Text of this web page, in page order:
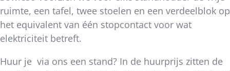
ruimte, een tafel, twee stoelen en een verdeelblok op
het equivalent van één stopcontact voor wat
elektriciteit betreft.
Huur je via ons een stand? In de huurprijs zitten de